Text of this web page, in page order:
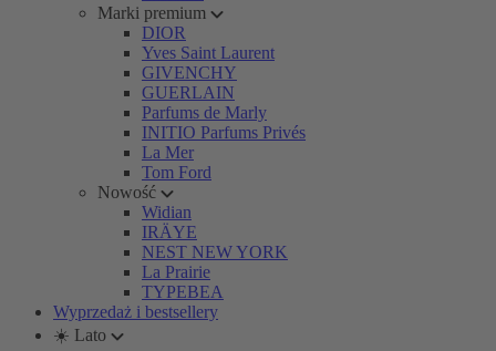
Marki premium
DIOR
Yves Saint Laurent
GIVENCHY
GUERLAIN
Parfums de Marly
INITIO Parfums Privés
La Mer
Tom Ford
Nowość
Widian
IRÄYE
NEST NEW YORK
La Prairie
TYPEBEA
Wyprzedaż i bestsellery
☀️ Lato